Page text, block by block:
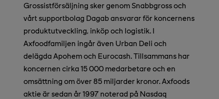
Grossistförsäljning sker genom Snabbgross och
vårt supportbolag Dagab ansvarar för koncernens
produktutveckling, inköp och logistik. I
Axfoodfamiljen ingår även Urban Deli och
delägda Apohem och Eurocash. Tillsammans har
koncernen cirka 15 000 medarbetare och en
omsättning om över 85 miljarder kronor. Axfoods
aktie är sedan år 1997 noterad på Nasdaq